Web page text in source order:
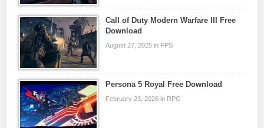
Call of Duty Modern Warfare III Free
Download
August 27, 2025 in FPS
Persona 5 Royal Free Download
February 23, 2026 in RPG